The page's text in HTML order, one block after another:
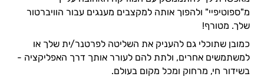
מ"ספוטיפיי" ולהפוך אותה למקצבים מענגים עבור הוויברטור
שלך. מטורף!
כמובן שתוכלי גם להעניק את השליטה לפרטנר/ית שלך או
למשתמשים אחרים, ולתת להם לעורר אותך דרך האפליקציה -
בשידור חי, מרחוק ומכל מקום בעולם.